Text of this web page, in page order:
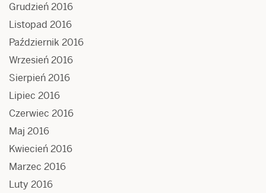
Grudzień 2016
Listopad 2016
Październik 2016
Wrzesień 2016
Sierpień 2016
Lipiec 2016
Czerwiec 2016
Maj 2016
Kwiecień 2016
Marzec 2016
Luty 2016